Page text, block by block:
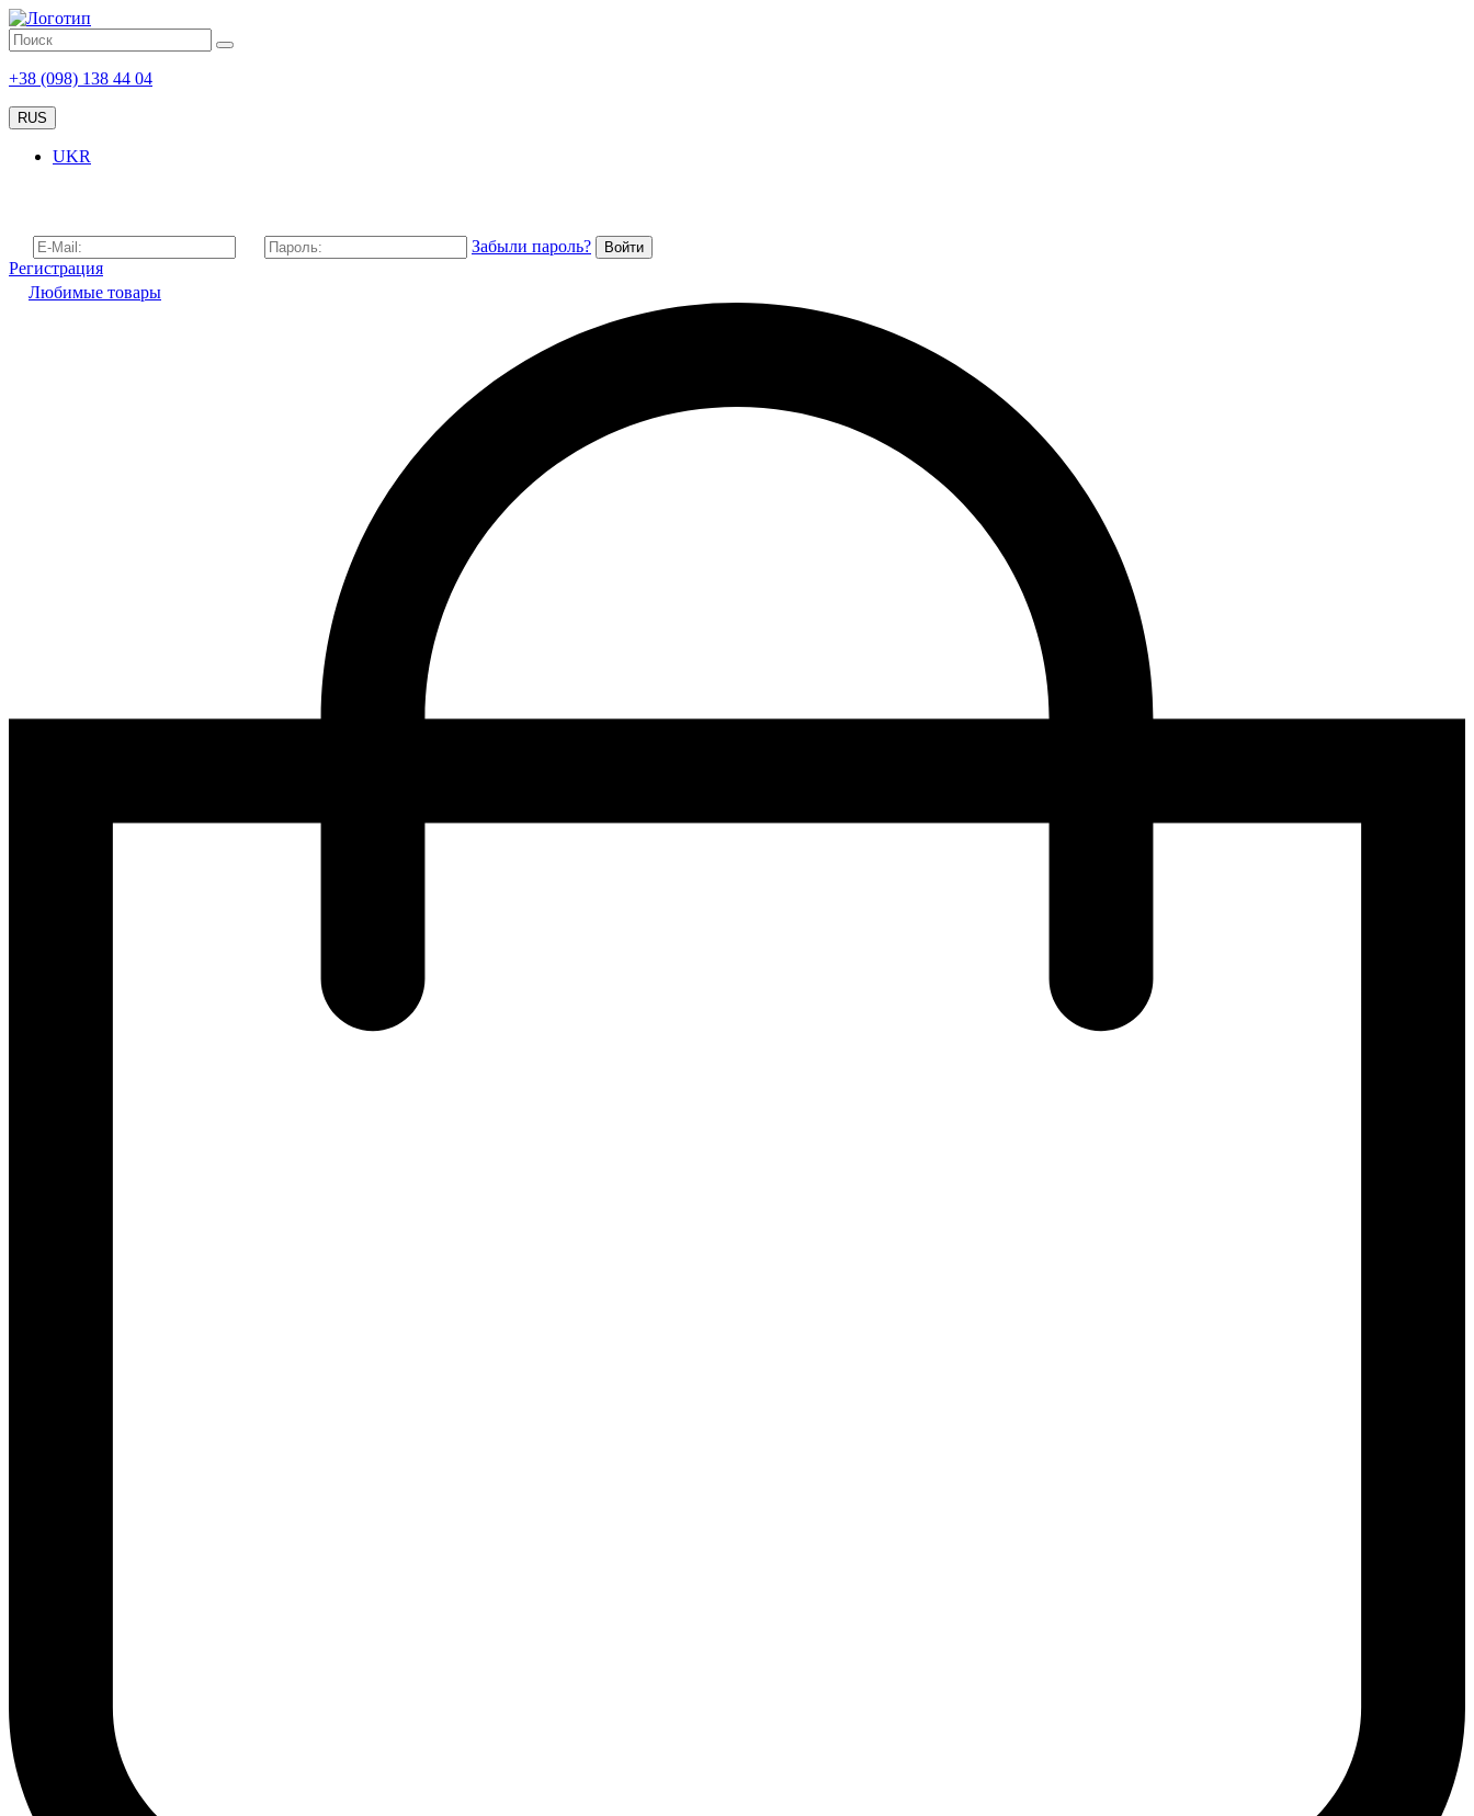
+38 (098) 138 44 04
RUS
UKR
Забыли пароль? Войти
Регистрация
Любимые товары